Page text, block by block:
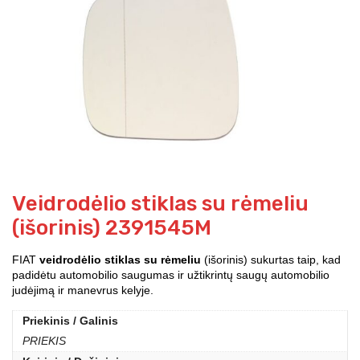
Veidrodėlio stiklas su rėmeliu
(išorinis) 2391545M
FIAT veidrodėlio stiklas su rėmeliu (išorinis) sukurtas taip, kad
padidėtu automobilio saugumas ir užtikrintų saugų automobilio
judėjimą ir manevrus kelyje.
Priekinis / Galinis
PRIEKIS